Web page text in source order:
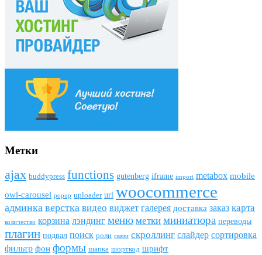
Метки
ajax buddypress funсtions gutenberg iframe import metabox mobile
owl-carousel popup uploader url woocommerce
админка верстка видео виджет галерея доставка заказ карта
количество корзина лэндинг меню метки миниатюра переводы
плагин подвал поиск роли связи скроллинг слайдер сортировка
фильтр фон формы шапка шорткод шрифт